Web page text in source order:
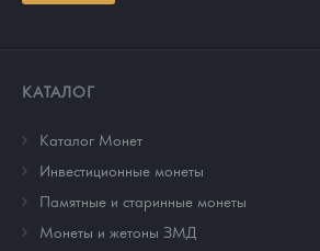
КАТАЛОГ
Каталог Монет
Инвестиционные монеты
Памятные и старинные монеты
Монеты и жетоны ЗМД